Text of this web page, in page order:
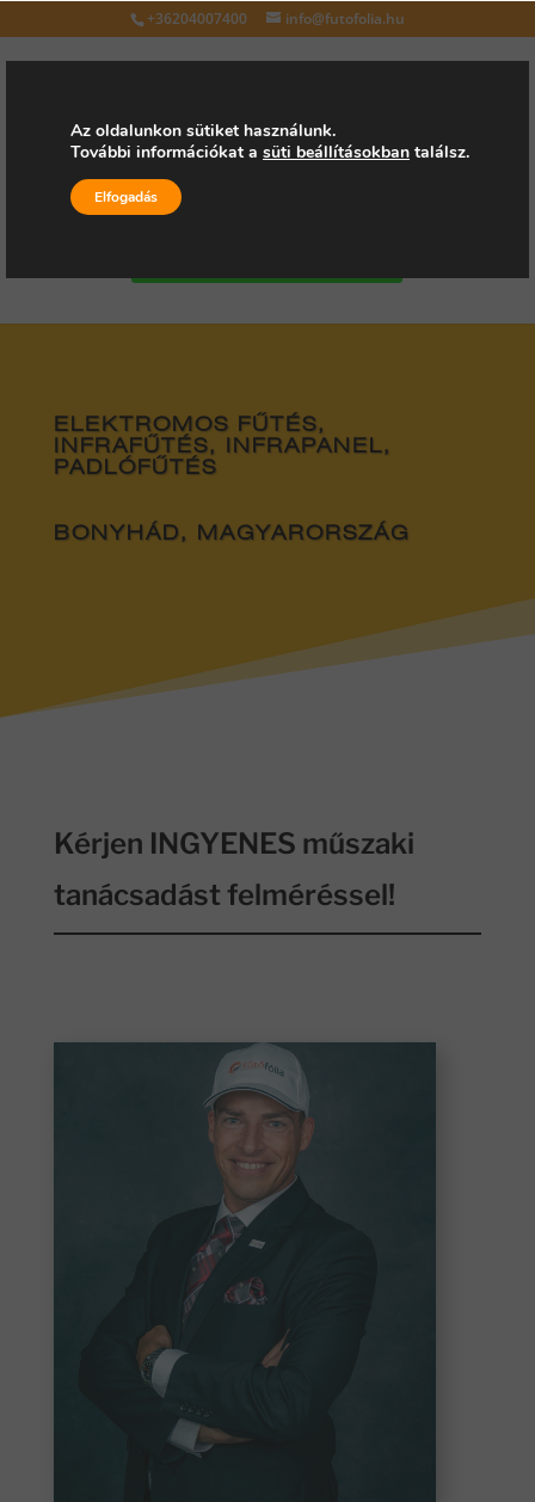
+36204007400 info@futofolia.hu
Válasszon oldalt
ELEKTROMOS FŰTÉS,
INFRAFŰTÉS, INFRAPANEL,
PADLÓFŰTÉS
BONYHÁD, MAGYARORSZÁG
Kérjen INGYENES műszaki
tanácsadást felméréssel!
Az oldalunkon sütiket használunk.
További információkat a süti beállításokban találsz.
Elfogadás